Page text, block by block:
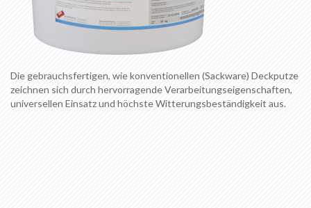
Die gebrauchsfertigen, wie konventionellen (Sackware) Deckputze
zeichnen sich durch hervorragende Verarbeitungseigenschaften,
universellen Einsatz und höchste Witterungsbeständigkeit aus.